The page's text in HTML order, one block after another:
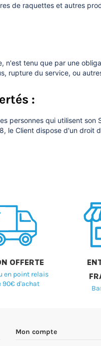
de raquettes et autres
n'est tenu que par une
rupture du service, ou
:
personnes qui utilisent
le Client dispose d'un
OFFERTE
en point relais
90€ d'achat
Mon compte